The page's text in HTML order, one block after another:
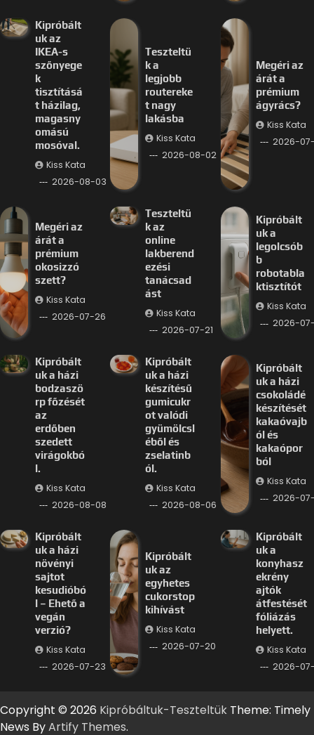
Kipróbált
uk az
IKEA-s
szőnyege
k
tisztításá
t házilag,
magasny
omású
mosóval.
Kiss Kata
2026-08-03
Teszteltü
k a
legjobb
routereke
t nagy
lakásba
Kiss Kata
2026-08-02
Megéri az
árát a
prémium
ágyrács?
Kiss Kata
2026-
Megéri az
árát a
prémium
okosizzó
szett?
Kiss Kata
2026-07-26
Teszteltü
k az
online
lakberend
ezési
tanácsad
ást
Kiss Kata
2026-07-21
Kipróbált
uk a
legolcsób
b
robotabla
ktisztítót
Kiss Kata
2026-
Kipróbált
uk a házi
bodzaszö
rp főzését
az
erdőben
szedett
virágokbó
l.
Kiss Kata
2026-08-08
Kipróbált
uk a házi
készítésű
gumicukr
ot valódi
gyümölcsl
éből és
zselatinb
ól.
Kiss Kata
2026-08-06
Kipróbált
uk a házi
csokoládé
készítését
kakaóvajb
ól és
kakaópor
ból
Kiss Kata
2026-
Kipróbált
uk a házi
növényi
sajtot
kesudióbó
l – Ehető a
vegán
verzió?
Kiss Kata
2026-07-23
Kipróbált
uk az
egyhetes
cukorstop
kihívást
Kiss Kata
2026-07-20
Kipróbált
uk a
konyhasz
ekrény
ajtók
átfestését
fóliázás
helyett.
Kiss Kata
2026-
Copyright © 2026 Kipróbáltuk-Teszteltük Theme: Timely
News ByArtify Themes.